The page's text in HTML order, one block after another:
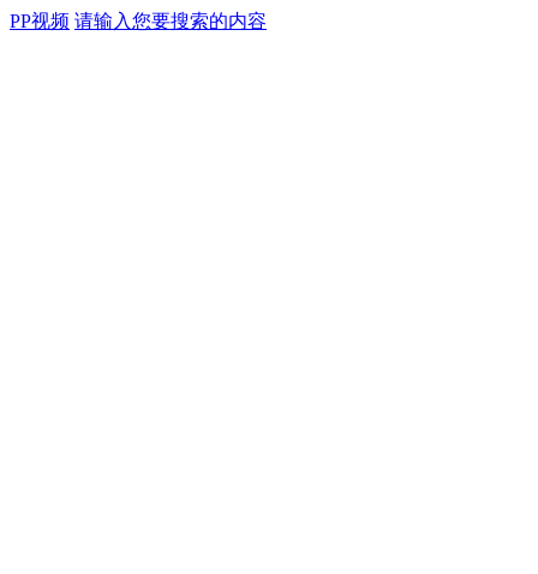
PP视频 请输入您要搜索的内容